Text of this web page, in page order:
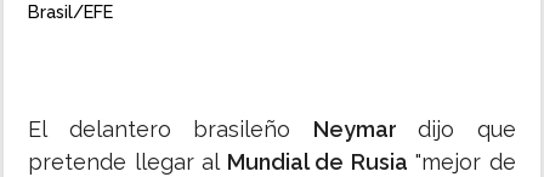
Brasil/EFE
El delantero brasileño Neymardijo que
pretende llegar al Mundial de Rusia "mejor de